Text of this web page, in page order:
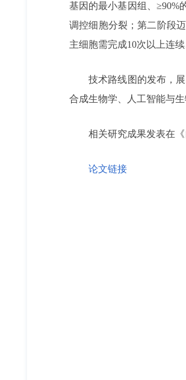
基因的最小基因组、≥90%
调控细胞分裂；第二阶段
主细胞需完成10次以上连
技术路线图的发布，
合成生物学、人工智能与
相关研究成果发表在
论文链接